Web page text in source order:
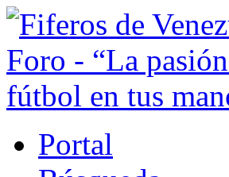
Portal